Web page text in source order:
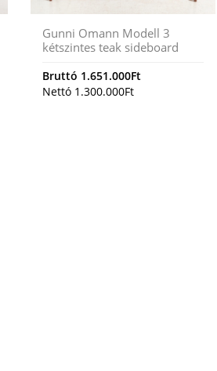
Gunni Omann Modell 3
kétszintes teak sideboard
Bruttó 1.651.000Ft
Nettó 1.300.000Ft